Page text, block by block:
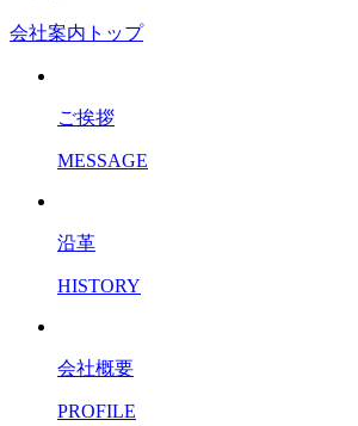
会社案内トップ
ご挨拶
MESSAGE
沿革
HISTORY
会社概要
PROFILE